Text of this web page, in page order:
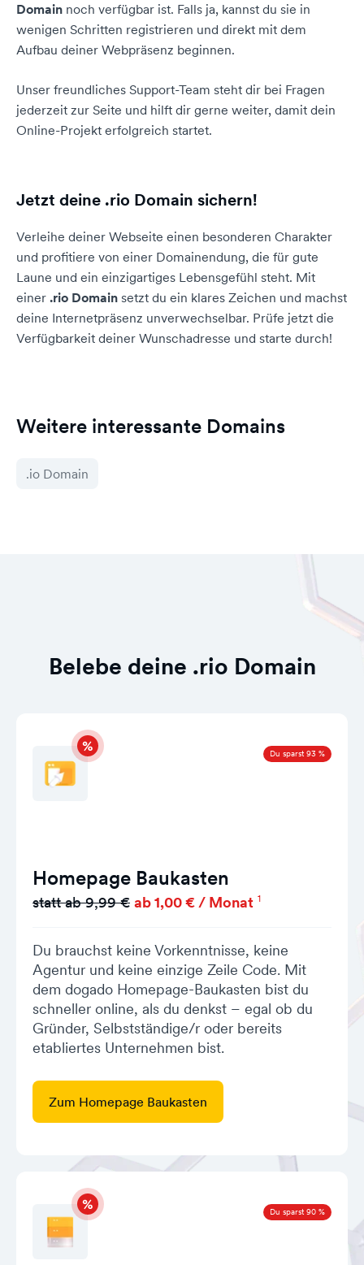
Domain noch verfügbar ist. Falls ja, kannst du sie in
wenigen Schritten registrieren und direkt mit dem
Aufbau deiner Webpräsenz beginnen.
Unser freundliches Support-Team steht dir bei Fragen
jederzeit zur Seite und hilft dir gerne weiter, damit dein
Online-Projekt erfolgreich startet.
Jetzt deine .rio Domain sichern!
Verleihe deiner Webseite einen besonderen Charakter
und profitiere von einer Domainendung, die für gute
Laune und ein einzigartiges Lebensgefühl steht. Mit
einer .rio Domain setzt du ein klares Zeichen und machst
deine Internetpräsenz unverwechselbar. Prüfe jetzt die
Verfügbarkeit deiner Wunschadresse und starte durch!
Weitere interessante Domains
.io Domain
Belebe deine .rio Domain
Du sparst 93 %
Homepage Baukasten
statt ab 9,99 € ab 1,00 € / Monat 1
Du brauchst keine Vorkenntnisse, keine
Agentur und keine einzige Zeile Code. Mit
dem dogado Homepage-Baukasten bist du
schneller online, als du denkst – egal ob du
Gründer, Selbstständige/r oder bereits
etabliertes Unternehmen bist.
Zum Homepage Baukasten
Du sparst 90 %